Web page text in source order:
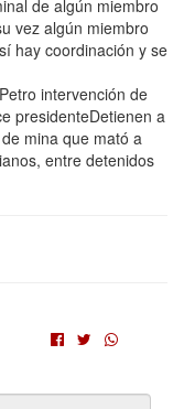
de algún miembro
vez algún miembro
hay coordinación y se
intervención de
presidenteDetienen a
mina que mató a
entre detenidos